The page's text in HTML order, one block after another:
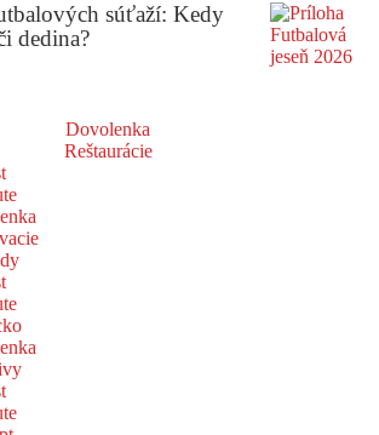
súťaží: Kedy
dedina?
Dovolenka
Reštaurácie